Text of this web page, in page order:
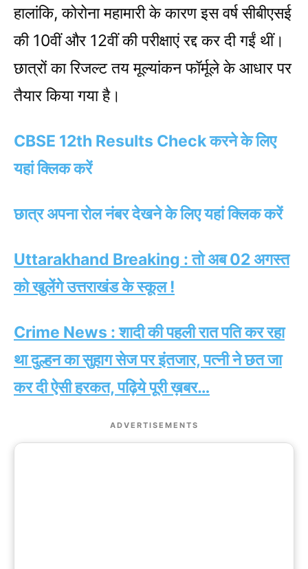
हालांकि, कोरोना महामारी के कारण इस वर्ष सीबीएसई
की 10वीं और 12वीं की परीक्षाएं रद्द कर दी गईं थीं।
छात्रों का रिजल्ट तय मूल्यांकन फॉर्मूले के आधार पर
तैयार किया गया है।
CBSE 12th Results Check करने के लिए
यहां क्लिक करें
छात्र अपना रोल नंबर देखने के लिए यहां क्लिक करें
Uttarakhand Breaking : तो अब 02 अगस्त
को खुलेंगे उत्तराखंड के स्कूल !
Crime News : शादी की पहली रात पति कर रहा
था दुल्हन का सुहाग सेज पर इंतजार, पत्नी ने छत जा
कर दी ऐसी हरकत, पढ़िये पूरी ख़बर…
ADVERTISEMENTS